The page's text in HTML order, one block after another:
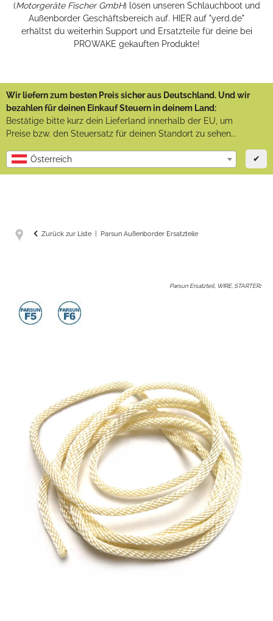
(Motorgeräte Fischer GmbH) lösen unseren Schlauchboot und
Außenborder Geschäftsbereich auf. HIER auf "yerd.de"
erhältst du weiterhin Support und Ersatzteile für deine bei
PROWAKE gekauften Produkte!
Wir liefern zum besten Preis sicher aus Deutschland. Und wir
bezahlen für deinen Einkauf Steuern in deinem Land:
Bestätige bitte kurz dein Lieferland innerhalb der EU, um
Preise bzw. den Steuersatz für deinen Standort zu sehen...
Österreich ✔
Zurück zur Liste Parsun Außenborder Ersatzteile
Parsun Ersatzteil, WIRE, STARTER: